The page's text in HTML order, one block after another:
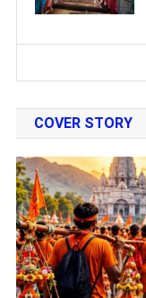
COVER STORY